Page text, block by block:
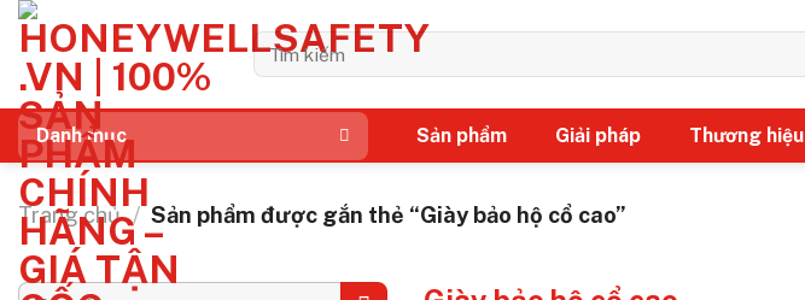
Bỏ
qua
dung
Tìm
kiếm:
Danh mục Sản phẩm Giải pháp Thương hiệu
Trang chủ / Sản phẩm được gắn thẻ “Giày bảo hộ cổ cao”
Tìm